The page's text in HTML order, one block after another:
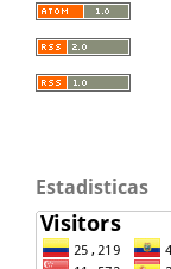
Estadisticas